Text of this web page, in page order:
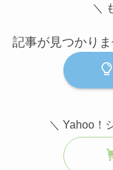
＼
記事が見つかりま
＼ Yahoo！